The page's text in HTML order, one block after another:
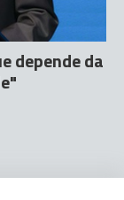
depende da